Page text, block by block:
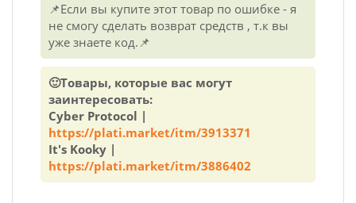
📌Если вы купите этот товар по ошибке - я
не смогу сделать возврат средств , т.к вы
уже знаете код.📌
🙂Товары, которые вас могут
заинтересовать:
Cyber Protocol |
https://plati.market/itm/3913371
It's Kooky |
https://plati.market/itm/3886402